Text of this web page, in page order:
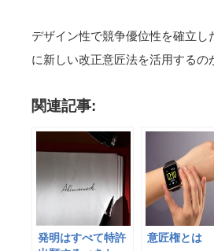
デザイン性で競争優位性を確立し
に新しい改正意匠法を活用するの
関連記事:
発明はすべて特許
意匠権とは